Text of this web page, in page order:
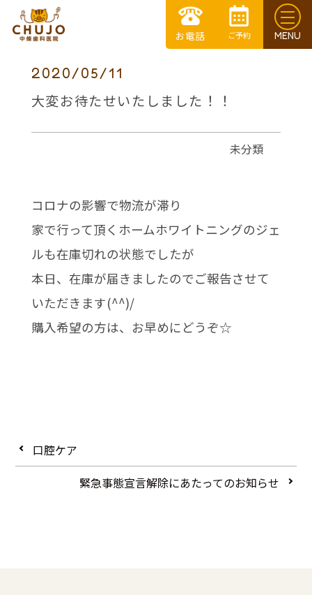
2020/05/11
大変お待たせいたしました！！
未分類
コロナの影響で物流が滞り
家で行って頂くホームホワイトニングのジェ
ルも在庫切れの状態でしたが
本日、在庫が届きましたのでご報告させて
いただきます(^^)/
購入希望の方は、お早めにどうぞ☆
口腔ケア
緊急事態宣言解除にあたってのお知らせ